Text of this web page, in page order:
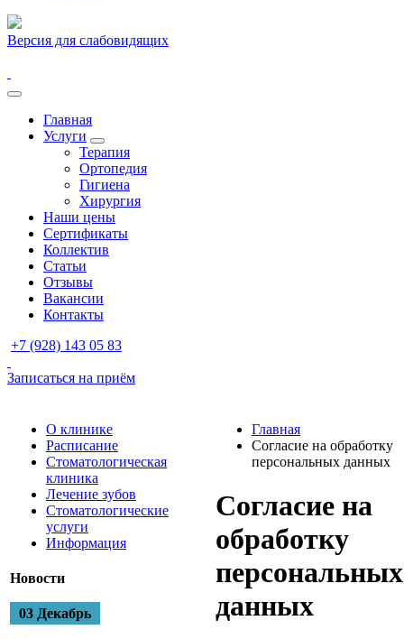
Версия для слабовидящих
Главная
Услуги
Терапия
Ортопедия
Гигиена
Хирургия
Наши цены
Сертификаты
Коллектив
Статьи
Отзывы
Вакансии
Контакты
+7 (928) 143 05 83
Записаться на приём
О клинике
Расписание
Стоматологическая
клиника
Лечение зубов
Стоматологические
услуги
Информация
Новости
03 Декабрь
Главная
Согласие на обработку
персональных данных
Согласие на
обработку
персональных
данных